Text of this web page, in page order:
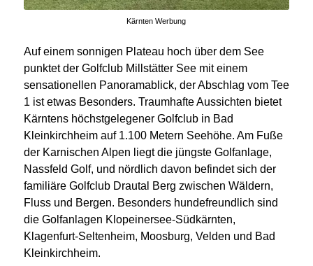
Kärnten Werbung
Auf einem sonnigen Plateau hoch über dem See
punktet der Golfclub Millstätter See mit einem
sensationellen Panoramablick, der Abschlag vom Tee
1 ist etwas Besonders. Traumhafte Aussichten bietet
Kärntens höchstgelegener Golfclub in Bad
Kleinkirchheim auf 1.100 Metern Seehöhe. Am Fuße
der Karnischen Alpen liegt die jüngste Golfanlage,
Nassfeld Golf, und nördlich davon befindet sich der
familiäre Golfclub Drautal Berg zwischen Wäldern,
Fluss und Bergen. Besonders hundefreundlich sind
die Golfanlagen Klopeinersee-Südkärnten,
Klagenfurt-Seltenheim, Moosburg, Velden und Bad
Kleinkirchheim.